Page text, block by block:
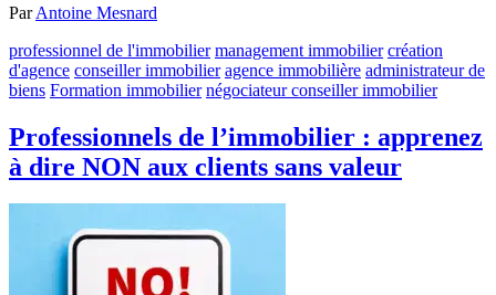
ParAntoine Mesnard
professionnel de l'immobilier management immobilier création
d'agence conseiller immobilier agence immobilière administrateur de
biens Formation immobilier négociateur conseiller immobilier
Professionnels de l’immobilier : apprenez
à dire NON aux clients sans valeur